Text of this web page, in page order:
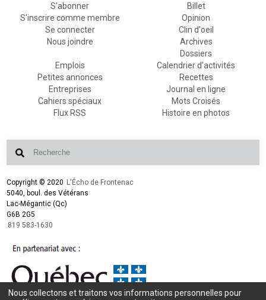
S'abonner
S'inscrire comme membre
Se connecter
Nous joindre
Billet
Opinion
Clin d'oeil
Archives
Dossiers
Emplois
Petites annonces
Entreprises
Cahiers spéciaux
Flux RSS
Calendrier d'activités
Recettes
Journal en ligne
Mots Croisés
Histoire en photos
Copyright © 2020 L'Écho de Frontenac
5040, boul. des Vétérans
Lac-Mégantic (Qc)
G6B 2G5
819 583-1630
Nous collectons et traitons vos informations personnelles pour